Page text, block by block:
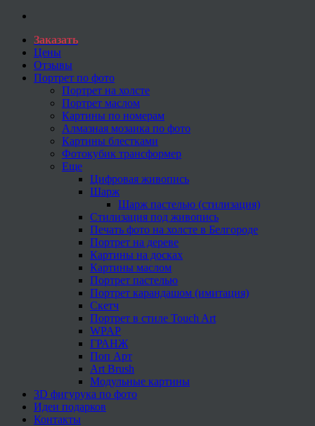
Заказать
Цены
Отзывы
Портрет по фото
Портрет на холсте
Портрет маслом
Картины по номерам
Алмазная мозаика по фото
Картины блестками
Фотокубик трансформер
Еще
Цифровая живопись
Шарж
Шарж пастелью (стилизация)
Стилизация под живопись
Печать фото на холсте в Белгороде
Портрет на дереве
Картины на досках
Картины маслом
Портрет пастелью
Портрет карандашом (имитация)
Скетч
Портрет в стиле Touch Art
WPAP
ГРАНЖ
Поп Арт
Art Brush
Модульные картины
3D фигурука по фото
Идеи подарков
Контакты